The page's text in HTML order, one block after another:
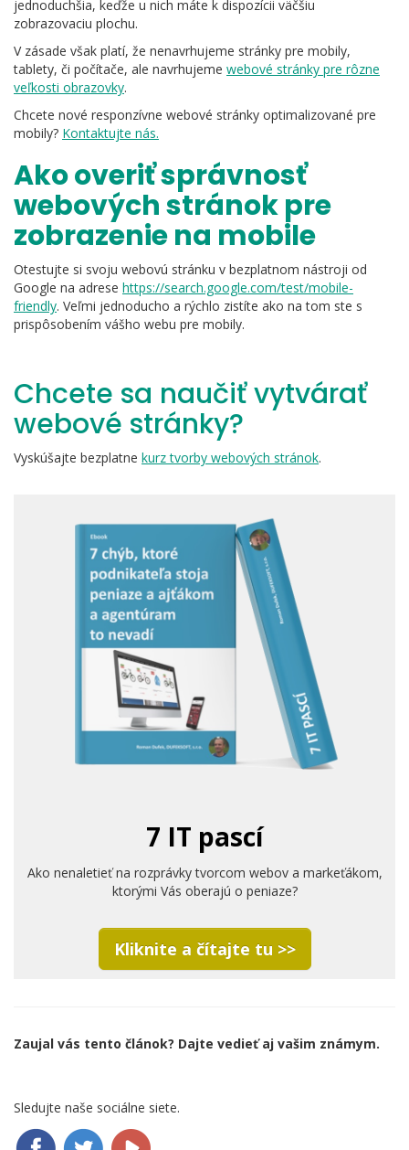
jednoduchšia, keďže u nich máte k dispozícii väčšiu
zobrazovaciu plochu.
V zásade však platí, že nenavrhujeme stránky pre mobily,
tablety, či počítače, ale navrhujeme webové stránky pre rôzne
veľkosti obrazovky.
Chcete nové responzívne webové stránky optimalizované pre
mobily? Kontaktujte nás.
Ako overiť správnosť
webových stránok pre
zobrazenie na mobile
Otestujte si svoju webovú stránku v bezplatnom nástroji od
Google na adrese https://search.google.com/test/mobile-
friendly. Veľmi jednoducho a rýchlo zistíte ako na tom ste s
prispôsobením vášho webu pre mobily.
Chcete sa naučiť vytvárať
webové stránky?
Vyskúšajte bezplatne kurz tvorby webových stránok.
7 IT pascí
Ako nenaletieť na rozprávky tvorcom webov a markeťákom,
ktorými Vás oberajú o peniaze?
Kliknite a čítajte tu >>
Zaujal vás tento článok? Dajte vedieť aj vašim známym.
Sledujte naše sociálne siete.